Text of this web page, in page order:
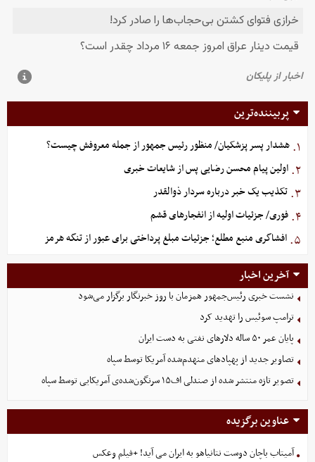
پربیننده‌ترین
۱. هشدار پسر پزشکیان/ منظور رئیس جمهور از جمله معروفش چیست؟
۲. اولین پیام محسن رضایی پس از شایعات خبری
۳. تکذیب یک خبر درباره سردار ذوالقدر
۴. فوری/ جزئیات اولیه از انفجارهای قشم
۵. افشاگری منبع مطلع؛ جزئیات مبلغ پرداختی برای عبور از تنگه هرمز
آخرین اخبار
نشست خبری رئیس‌جمهور همزمان با روز خبرنگار برگزار می‌شود
ترامپ سوئیس را تهدید کرد
پایان عمر ۵۰ ساله دلارهای نفتی به دست ایران
تصاویر جدید از پهپادهای منهدم‌شده آمریکا توسط سپاه
تصویر تازه منتشر شده از صندلی اف۱۵ سرنگون‌شده‌ی آمریکایی توسط سپاه
عناوین برگزیده
آمیتاب باچان دوست نتانیاهو به ایران می آید! +فیلم وعکس